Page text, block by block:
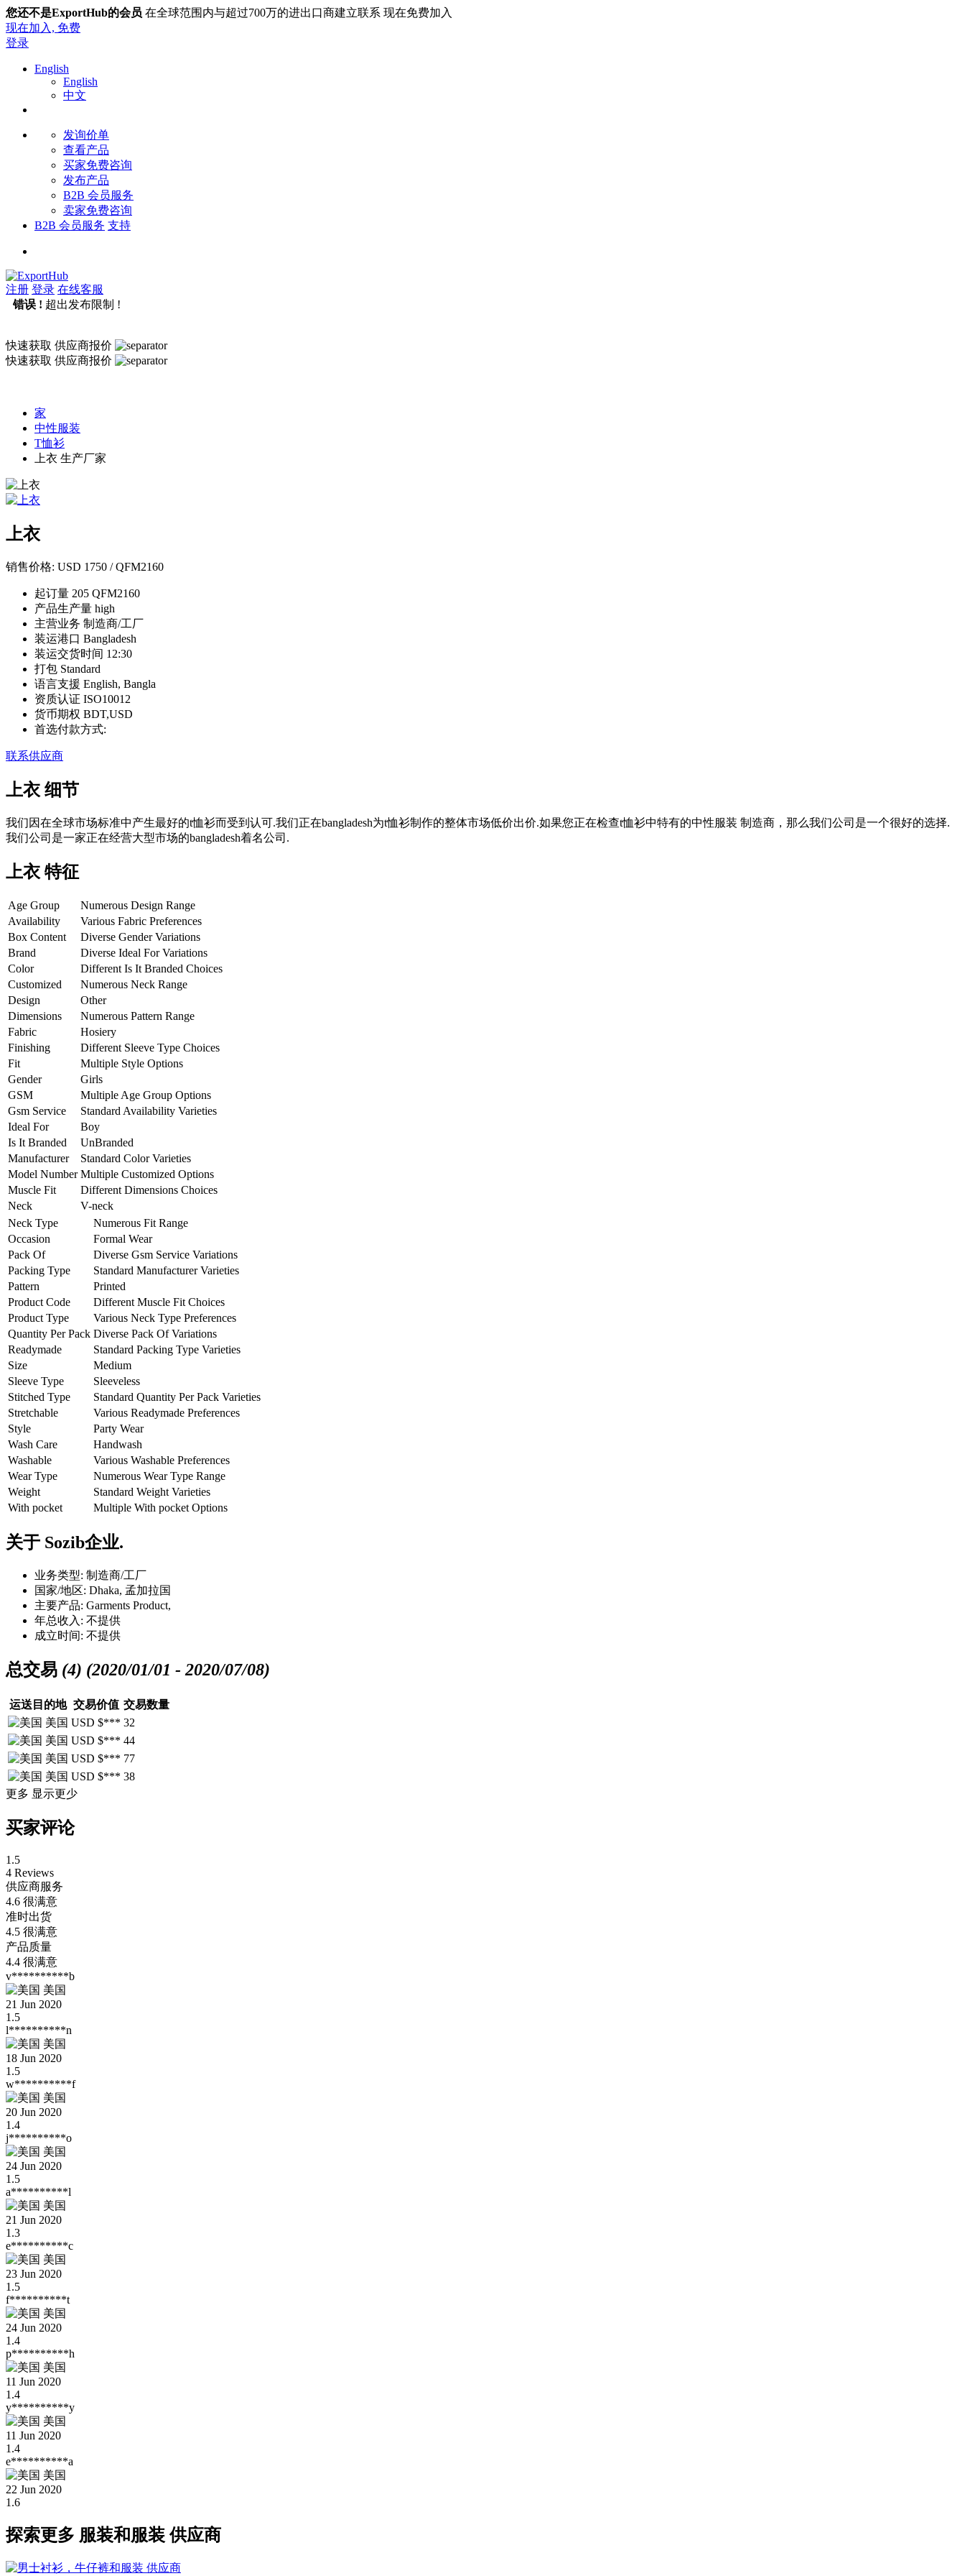
您还不是ExportHub的会员 在全球范围内与超过700万的进出口商建立联系 现在免费加入
现在加入, 免费
登录
English
English
中文
发询价单
查看产品
买家免费咨询
发布产品
B2B 会员服务
卖家免费咨询
B2B 会员服务 支持
注册 登录 在线客服
错误 ! 超出发布限制 !
快速获取 供应商报价
快速获取 供应商报价
家
中性服装
T恤衫
上衣 生产厂家
上衣
销售价格: USD 1750 / QFM2160
起订量 205 QFM2160
产品生产量 high
主营业务 制造商/工厂
装运港口 Bangladesh
装运交货时间 12:30
打包 Standard
语言支援 English, Bangla
资质认证 ISO10012
货币期权 BDT,USD
首选付款方式:
联系供应商
上衣 细节
我们因在全球市场标准中产生最好的t恤衫而受到认可.我们正在bangladesh为t恤衫制作的整体市场低价出价.如果您正在检查t恤衫中特有的中性服装 制造商，那么我们公司是一个很好的选择.
我们公司是一家正在经营大型市场的bangladesh着名公司.
上衣 特征
Age Group
Numerous Design Range
Availability
Various Fabric Preferences
Box Content
Diverse Gender Variations
Brand
Diverse Ideal For Variations
Color
Different Is It Branded Choices
Customized
Numerous Neck Range
Design
Other
Dimensions
Numerous Pattern Range
Fabric
Hosiery
Finishing
Different Sleeve Type Choices
Fit
Multiple Style Options
Gender
Girls
GSM
Multiple Age Group Options
Gsm Service
Standard Availability Varieties
Ideal For
Boy
Is It Branded
UnBranded
Manufacturer
Standard Color Varieties
Model Number Multiple Customized Options
Muscle Fit
Different Dimensions Choices
Neck
V-neck
Neck Type
Numerous Fit Range
Occasion
Formal Wear
Pack Of
Diverse Gsm Service Variations
Packing Type
Standard Manufacturer Varieties
Pattern
Printed
Product Code
Different Muscle Fit Choices
Product Type
Various Neck Type Preferences
Quantity Per Pack Diverse Pack Of Variations
Readymade
Standard Packing Type Varieties
Size
Medium
Sleeve Type
Sleeveless
Stitched Type
Standard Quantity Per Pack Varieties
Stretchable
Various Readymade Preferences
Style
Party Wear
Wash Care
Handwash
Washable
Various Washable Preferences
Wear Type
Numerous Wear Type Range
Weight
Standard Weight Varieties
With pocket
Multiple With pocket Options
关于 Sozib企业.
业务类型: 制造商/工厂
国家/地区: Dhaka, 孟加拉国
主要产品: Garments Product,
年总收入: 不提供
成立时间: 不提供
总交易 (4) (2020/01/01 - 2020/07/08)
运送目的地 交易价值 交易数量
美国 USD $*** 32
美国 USD $*** 44
美国 USD $*** 77
美国 USD $*** 38
更多 显示更少
买家评论
1.5
4 Reviews
供应商服务
4.6 很满意
准时出货
4.5 很满意
产品质量
4.4 很满意
v**********b
美国
21 Jun 2020
1.5
l**********n
美国
18 Jun 2020
1.5
w**********f
美国
20 Jun 2020
1.4
j**********o
美国
24 Jun 2020
1.5
a**********l
美国
21 Jun 2020
1.3
e**********c
美国
23 Jun 2020
1.5
f**********t
美国
24 Jun 2020
1.4
p**********h
美国
11 Jun 2020
1.4
y**********y
美国
11 Jun 2020
1.4
e**********a
美国
22 Jun 2020
1.6
探索更多 服装和服装 供应商